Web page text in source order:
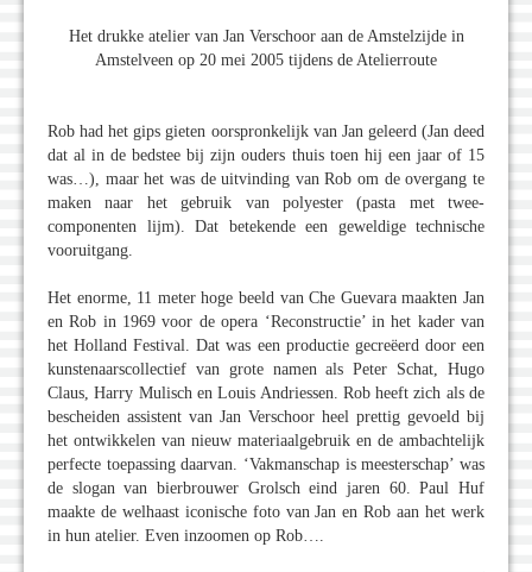
Het drukke atelier van Jan Verschoor aan de Amstelzijde in
Amstelveen op 20 mei 2005 tijdens de Atelierroute
Rob had het gips gieten oorspronkelijk van Jan geleerd (Jan deed
dat al in de bedstee bij zijn ouders thuis toen hij een jaar of 15
was…), maar het was de uitvinding van Rob om de overgang te
maken naar het gebruik van polyester (pasta met twee-
componenten lijm). Dat betekende een geweldige technische
vooruitgang.
Het enorme, 11 meter hoge beeld van Che Guevara maakten Jan
en Rob in 1969 voor de opera ‘Reconstructie’ in het kader van
het Holland Festival. Dat was een productie gecreëerd door een
kunstenaarscollectief van grote namen als Peter Schat, Hugo
Claus, Harry Mulisch en Louis Andriessen. Rob heeft zich als de
bescheiden assistent van Jan Verschoor heel prettig gevoeld bij
het ontwikkelen van nieuw materiaalgebruik en de ambachtelijk
perfecte toepassing daarvan. ‘Vakmanschap is meesterschap’ was
de slogan van bierbrouwer Grolsch eind jaren 60. Paul Huf
maakte de welhaast iconische foto van Jan en Rob aan het werk
in hun atelier. Even inzoomen op Rob….